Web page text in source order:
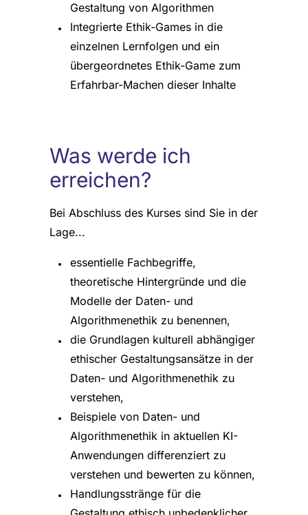
Gestaltung von Algorithmen
Integrierte Ethik-Games in die
einzelnen Lernfolgen und ein
übergeordnetes Ethik-Game zum
Erfahrbar-Machen dieser Inhalte
Was werde ich
erreichen?
Bei Abschluss des Kurses sind Sie in der
Lage...
essentielle Fachbegriffe,
theoretische Hintergründe und die
Modelle der Daten- und
Algorithmenethik zu benennen,
die Grundlagen kulturell abhängiger
ethischer Gestaltungsansätze in der
Daten- und Algorithmenethik zu
verstehen,
Beispiele von Daten- und
Algorithmenethik in aktuellen KI-
Anwendungen differenziert zu
verstehen und bewerten zu können,
Handlungsstränge für die